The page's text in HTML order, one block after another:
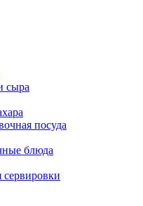
сыра
посуда
блюда
сервировки